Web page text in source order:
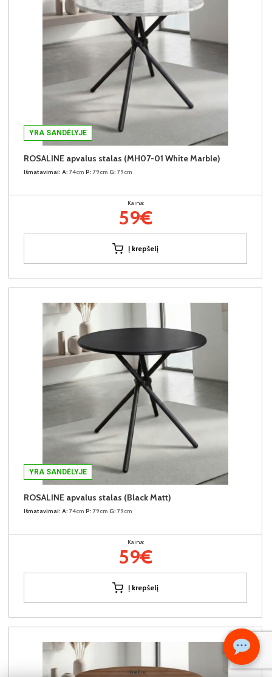
Kiekis:
YRA SANDĖLYJE
ROSALINE apvalus stalas (MH07-01 White Marble)
Išmatavimai: A: 74cm P: 79cm G: 79cm
Kaina:
59€
Į krepšelį
YRA SANDĖLYJE
ROSALINE apvalus stalas (Black Matt)
Išmatavimai: A: 74cm P: 79cm G: 79cm
Kaina:
59€
Į krepšelį